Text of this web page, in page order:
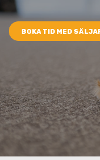
BOKA TID MED